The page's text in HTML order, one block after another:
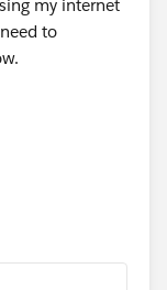
my internet
to